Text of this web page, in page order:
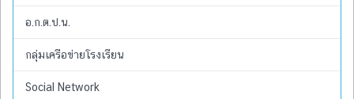
อ.ก.ต.ป.น.
กลุ่มเครือข่ายโรงเรียน
Social Network